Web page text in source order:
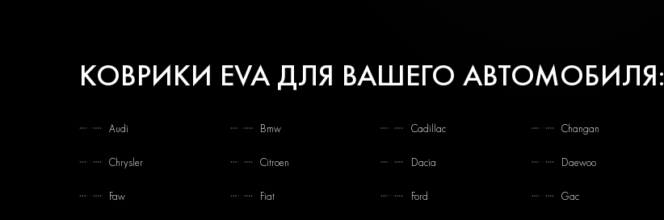
КОВРИКИ EVA ДЛЯ ВАШЕГО АВТОМОБИЛЯ:
Audi Bmw Cadillac Changan
Chrysler Citroen Dacia Daewoo
Faw Fiat Ford Gac